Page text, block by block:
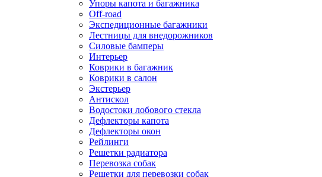
Упоры капота и багажника
Off-road
Экспедиционные багажники
Лестницы для внедорожников
Силовые бамперы
Интерьер
Коврики в багажник
Коврики в салон
Экстерьер
Антискол
Водостоки лобового стекла
Дефлекторы капота
Дефлекторы окон
Рейлинги
Решетки радиатора
Перевозка собак
Решетки для перевозки собак